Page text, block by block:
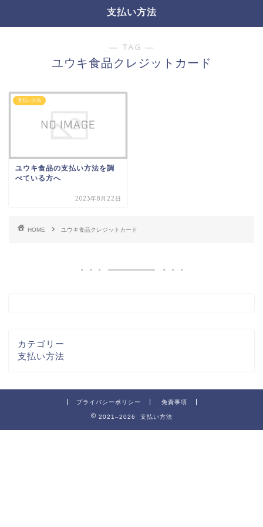
支払い方法
― TAG ―
ユウキ食品クレジットカード
支払い方法
ユウキ食品の支払い方法を調
べている方へ
2023年8月22日
HOME ユウキ食品クレジットカード
カテゴリー
支払い方法
プライバシーポリシー 免責事項
2021–2026 支払い方法